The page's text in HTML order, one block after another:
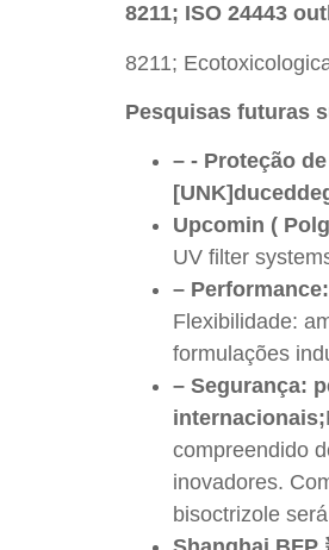
8211; ISO 24443
8211;
Pesquisas futuras
– - Proteção
Upcomin (
UV filter
–
Flexibilidade:
formulações
– Segurança:
internacionais;
compreendido
inovadores.
bisoctrizole